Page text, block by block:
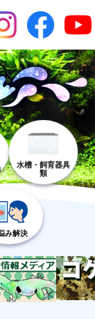
水槽・飼育器具
類
み解決